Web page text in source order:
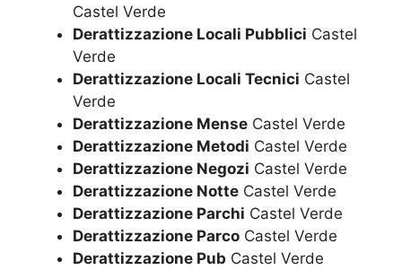
Castel Verde
Derattizzazione Locali Pubblici Castel
Verde
Derattizzazione Locali Tecnici Castel
Verde
Derattizzazione Mense Castel Verde
Derattizzazione Metodi Castel Verde
Derattizzazione Negozi Castel Verde
Derattizzazione Notte Castel Verde
Derattizzazione Parchi Castel Verde
Derattizzazione Parco Castel Verde
Derattizzazione Pub Castel Verde